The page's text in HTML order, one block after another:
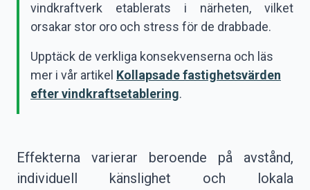
vindkraftverk etablerats i närheten, vilket
orsakar stor oro och stress för de drabbade.
Upptäck de verkliga konsekvenserna och läs
mer i vår artikel Kollapsade fastighetsvärden
efter vindkraftsetablering.
Effekterna varierar beroende på avstånd,
individuell känslighet och lokala